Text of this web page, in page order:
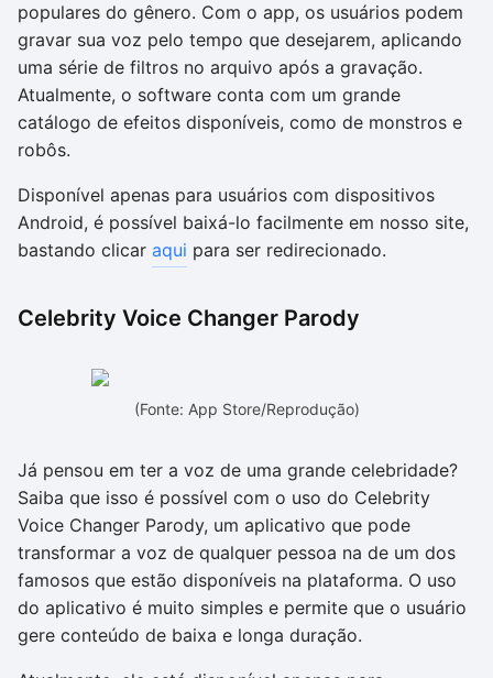
populares do gênero. Com o app, os usuários podem
gravar sua voz pelo tempo que desejarem, aplicando
uma série de filtros no arquivo após a gravação.
Atualmente, o software conta com um grande
catálogo de efeitos disponíveis, como de monstros e
robôs.
Disponível apenas para usuários com dispositivos
Android, é possível baixá-lo facilmente em nosso site,
bastando clicar aqui para ser redirecionado.
Celebrity Voice Changer Parody
(Fonte: App Store/Reprodução)
Já pensou em ter a voz de uma grande celebridade?
Saiba que isso é possível com o uso do Celebrity
Voice Changer Parody, um aplicativo que pode
transformar a voz de qualquer pessoa na de um dos
famosos que estão disponíveis na plataforma. O uso
do aplicativo é muito simples e permite que o usuário
gere conteúdo de baixa e longa duração.